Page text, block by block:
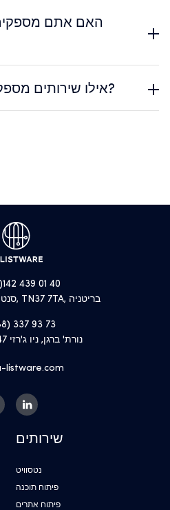
האם אתם
אילו שירותים מספקת הפלטפורמה שלכם?
439 01 40
סנט ליאונרדס-און-סי, TN37 7TA, בריטניה
337 93 73
נורת' ברגן, ניו ג'רזי 07047, ארה"ב
listware.com
שירותים
נטסוויט
פיתוח תוכנה
פיתוח אתרים